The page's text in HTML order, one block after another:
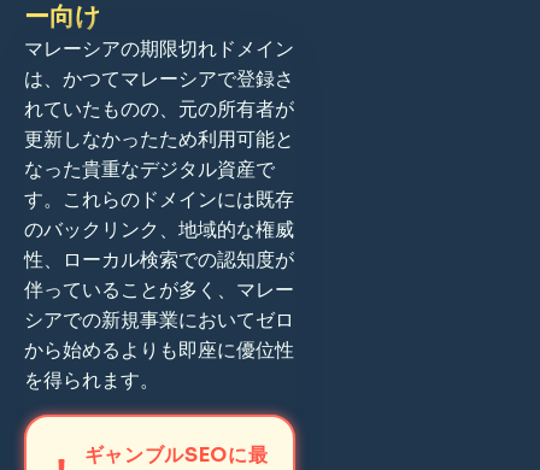
ー向け
マレーシアの期限切れドメイン
は、かつてマレーシアで登録さ
れていたものの、元の所有者が
更新しなかったため利用可能と
なった貴重なデジタル資産で
す。これらのドメインには既存
のバックリンク、地域的な権威
性、ローカル検索での認知度が
伴っていることが多く、マレー
シアでの新規事業においてゼロ
から始めるよりも即座に優位性
を得られます。
ギャンブルSEOに最